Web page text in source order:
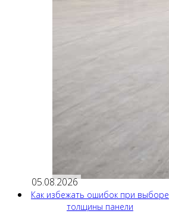
05.08.2026
Как избежать ошибок при выборе
толщины панели